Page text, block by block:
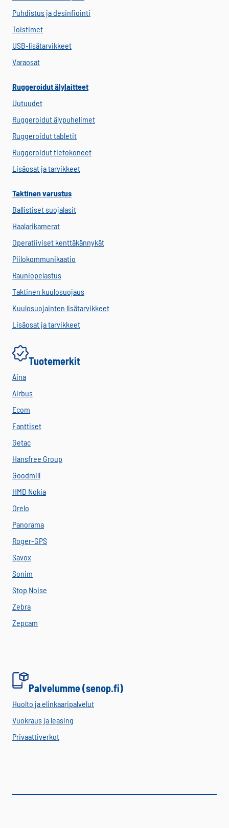
Puhdistus ja desinfiointi
Toistimet
USB-lisätarvikkeet
Varaosat
Ruggeroidut älylaitteet
Uutuudet
Ruggeroidut älypuhelimet
Ruggeroidut tabletit
Ruggeroidut tietokoneet
Lisäosat ja tarvikkeet
Taktinen varustus
Ballistiset suojalasit
Haalarikamerat
Operatiiviset kenttäkännykät
Piilokommunikaatio
Rauniopelastus
Taktinen kuulosuojaus
Kuulosuojainten lisätarvikkeet
Lisäosat ja tarvikkeet
Tuotemerkit
Aina
Airbus
Ecom
Fanttiset
Getac
Hansfree Group
Goodmill
HMD Nokia
Orelo
Panorama
Roger-GPS
Savox
Sonim
Stop Noise
Zebra
Zepcam
Palvelumme (senop.fi)
Huolto ja elinkaaripalvelut
Vuokraus ja leasing
Privaattiverkot